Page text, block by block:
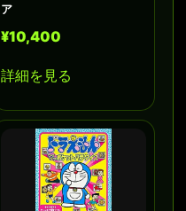
ア
¥10,400
詳細を見る